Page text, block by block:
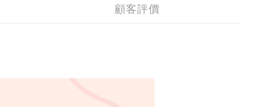
顧客評價